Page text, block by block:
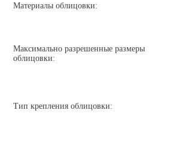
Материалы облицовки:
Максимально разрешенные размеры
облицовки:
Тип крепления облицовки: